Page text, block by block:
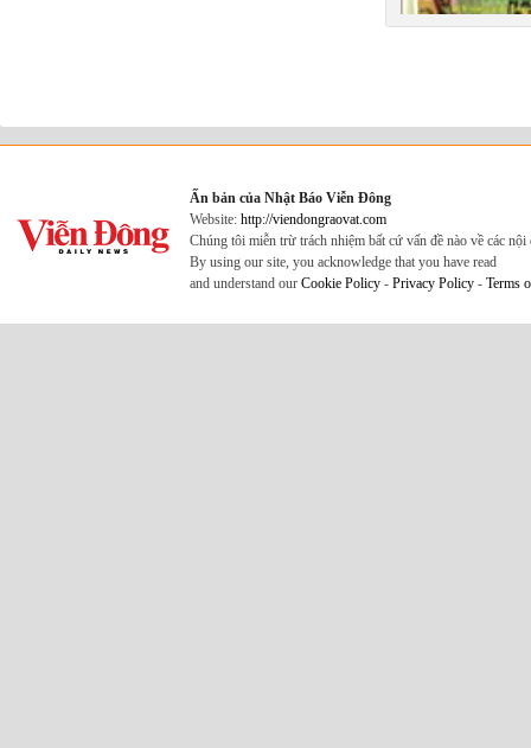
Ấn bản của Nhật Báo Viễn Đông
Website: http://viendongraovat.com
Chúng tôi miễn trừ trách nhiệm bất cứ vấn đề nào về các
By using our site, you acknowledge that you have read
and understand our Cookie Policy - Privacy Policy - Terms